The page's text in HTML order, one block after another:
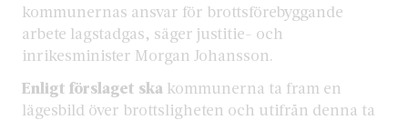
kommunernas ansvar för brottsförebyggande
arbete lagstadgas, säger justitie- och
inrikesminister Morgan Johansson.
Enligt förslaget ska kommunerna ta fram en
lägesbild över brottsligheten och utifrån denna ta